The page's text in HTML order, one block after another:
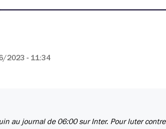
2023 - 11:34
au journal de 06:00 sur Inter. Pour luter contre